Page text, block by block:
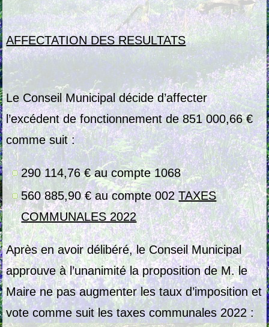
AFFECTATION DES RESULTATS
Le Conseil Municipal décide d’affecter
l’excédent de fonctionnement de 851 000,66 €
comme suit :
290 114,76 € au compte 1068
560 885,90 € au compte 002TAXES
COMMUNALES 2022
Après en avoir délibéré, le Conseil Municipal
approuve à l’unanimité la proposition de M. le
Maire ne pas augmenter les taux d’imposition et
vote comme suit les taxes communales 2022 :